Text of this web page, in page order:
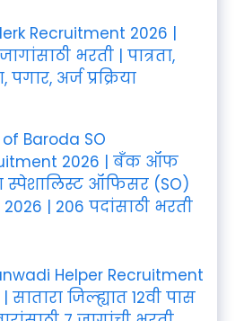
Recruitment 2026 |
भरती | पात्रता,
पगार, अर्ज प्रक्रिया
of Baroda SO
2026 | बँक ऑफ
स्पेशालिस्ट ऑफिसर (SO)
| 206 पदांसाठी भरती
Helper Recruitment
सातारा जिल्ह्यात 12वी पास